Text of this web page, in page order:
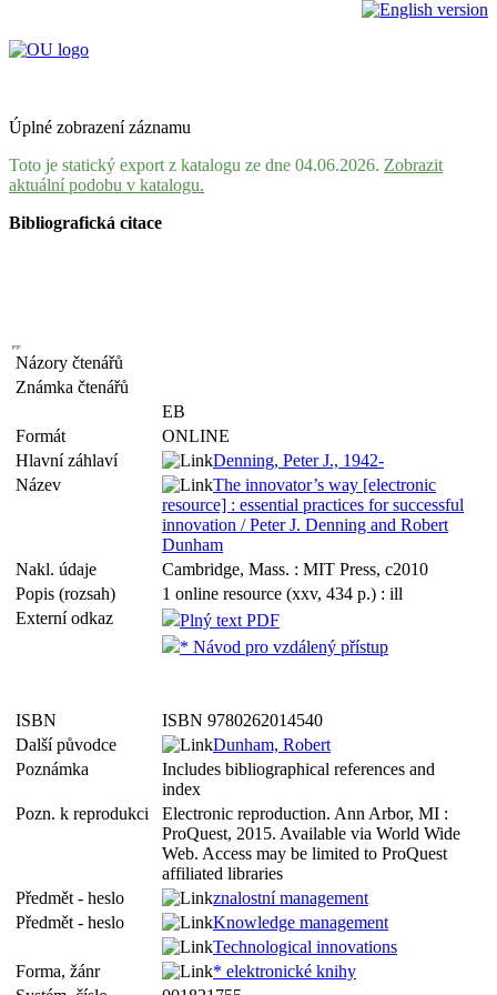
Úplné zobrazení záznamu
Toto je statický export z katalogu ze dne 04.06.2026. Zobrazit
aktuální podobu v katalogu.
Bibliografická citace
Názory čtenářů
Známka čtenářů
EB
Formát
ONLINE
Hlavní záhlaví
Denning, Peter J., 1942-
Název
The innovator’s way [electronic
resource] : essential practices for successful
innovation / Peter J. Denning and Robert
Dunham
Nakl. údaje
Cambridge, Mass. : MIT Press, c2010
Popis (rozsah)
1 online resource (xxv, 434 p.) : ill
Externí odkaz
Plný text PDF
* Návod pro vzdálený přístup
ISBN
ISBN 9780262014540
Další původce
Dunham, Robert
Poznámka
Includes bibliographical references and
index
Pozn. k reprodukci
Electronic reproduction. Ann Arbor, MI :
ProQuest, 2015. Available via World Wide
Web. Access may be limited to ProQuest
affiliated libraries
Předmět - heslo
znalostní management
Předmět - heslo
Knowledge management
Technological innovations
Forma, žánr
* elektronické knihy